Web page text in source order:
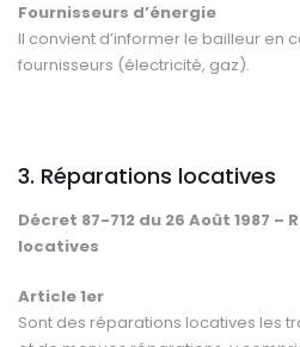
Fournisseurs d’énergie
Il convient d’informer le bailleur en
fournisseurs (électricité, gaz).
3. Réparations locatives
Décret 87-712 du 26 Août 1987 –
locatives
Article 1er
Sont des réparations locatives les